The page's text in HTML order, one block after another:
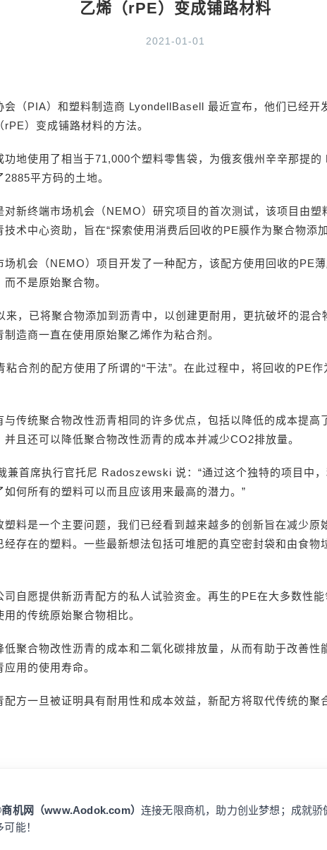
乙烯（rPE）变成铺路材料
2021-01-01
会（PIA）和塑料制造商 LyondellBasell 最近宣布，他们已经开
rPE）变成铺路材料的方法。
功地使用了相当于71,000个塑料零售袋，为俄亥俄州辛辛那提
平方码的土地。
对新终端市场机会（NEMO）研究项目的首次测试，该项目由塑
技术中心资助，旨在“探索使用消费后回收的PE膜作为聚合物添加
场机会（NEMO）项目开发了一种配方，该配方使用回收的PE
而不是原始聚合物。
来，已将聚合物添加到沥青中，以创建更耐用，更抗破坏的混合
制造商一直在使用原始聚乙烯作为粘合剂。
粘合剂的配方使用了所谓的“干法”。在此过程中，将回收的PE
与传统聚合物改性沥青相同的许多优点，包括以降低的成本提高
并且还可以降低聚合物改性沥青的成本并减少CO2排放量。
兼首席执行官托尼 Radoszewski 说：“通过这个独特的项目中
如何所有的塑料可以而且应该用来最高的潜力。”
塑料是一个主要问题，我们已经看到越来越多的创新旨在减少原
经存在的塑料。一些最新想法包括可堆肥的真空密封袋和由食物
司自愿提供新沥青配方的私人试验资金。再生的PE在大多数性能
用的传统原始聚合物相比。
低聚合物改性沥青的成本和二氧化碳排放量，从而有助于改善性
应用的使用寿命。
配方一旦被证明具有耐用性和成本效益，新配方将取代传统的聚
机网（www.Aodok.com）连接无限商机，助力创业梦想；成就骄
能！